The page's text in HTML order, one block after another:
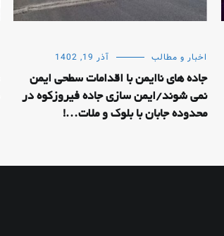
اخبار و مطالب آذر 19, 1402
جاده های ناایمن با اقدامات سطحی ایمن
نمی شوند/ایمن سازی جاده فیروزکوه در
محدوده جابان با بلوک و ملات…!